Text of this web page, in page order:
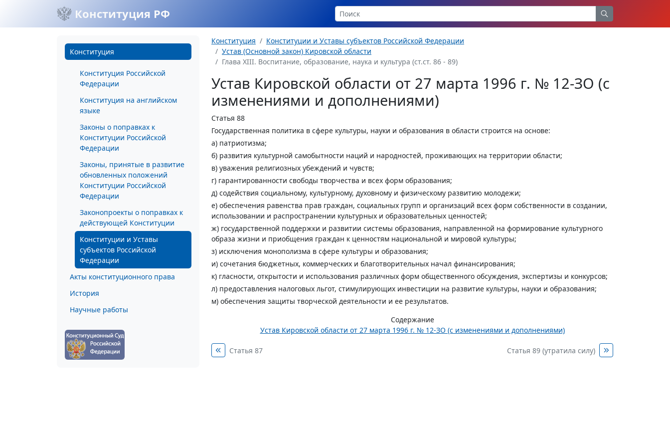
Конституция РФ
Конституция
Конституция Российской
Федерации
Конституция на английском
языке
Законы о поправках к
Конституции Российской
Федерации
Законы, принятые в развитие
обновленных положений
Конституции Российской
Федерации
Законопроекты о поправках к
действующей Конституции
Конституции и Уставы
субъектов Российской
Федерации
Акты конституционного права
История
Научные работы
Конституция
Конституции и Уставы субъектов Российской Федерации
Устав (Основной закон) Кировской области
Глава XIII. Воспитание, образование, наука и культура (ст.ст. 86 - 89)
Устав Кировской области от 27 марта 1996 г. № 12-ЗО (с
изменениями и дополнениями)
Статья 88
Государственная политика в сфере культуры, науки и образования в области строится на основе:
а) патриотизма;
б) развития культурной самобытности наций и народностей, проживающих на территории области;
в) уважения религиозных убеждений и чувств;
г) гарантированности свободы творчества и всех форм образования;
д) содействия социальному, культурному, духовному и физическому развитию молодежи;
е) обеспечения равенства прав граждан, социальных групп и организаций всех форм собственности в создании,
использовании и распространении культурных и образовательных ценностей;
ж) государственной поддержки и развитии системы образования, направленной на формирование культурного
образа жизни и приобщения граждан к ценностям национальной и мировой культуры;
з) исключения монополизма в сфере культуры и образования;
и) сочетания бюджетных, коммерческих и благотворительных начал финансирования;
к) гласности, открытости и использования различных форм общественного обсуждения, экспертизы и конкурсов;
л) предоставления налоговых льгот, стимулирующих инвестиции на развитие культуры, науки и образования;
м) обеспечения защиты творческой деятельности и ее результатов.
Содержание
Устав Кировской области от 27 марта 1996 г. № 12-ЗО (с изменениями и дополнениями)
Статья 87 Статья 89 (утратила силу)